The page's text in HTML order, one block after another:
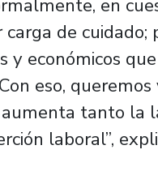
de
y económicos
eso,
tanto la
laboral”,